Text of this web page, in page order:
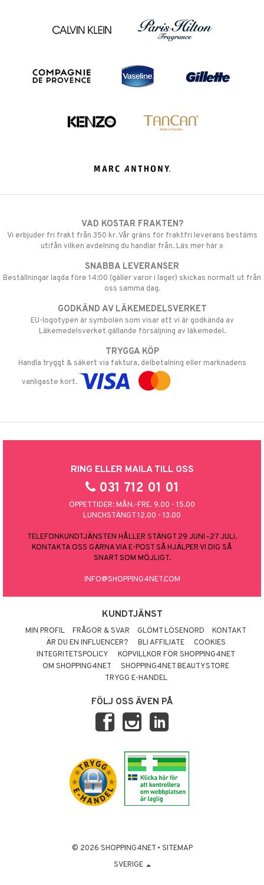
VAD KOSTAR FRAKTEN?
Vi erbjuder fri frakt från 350 kr. Vår gräns för fraktfri leverans bestäms
utifån vilken avdelning du handlar från. Läs mer här »
SNABBA LEVERANSER
Beställningar lagda före 14:00 (gäller varor i lager) skickas normalt ut från
oss samma dag.
GODKÄND AV LÄKEMEDELSVERKET
EU-logotypen är symbolen som visar att vi är godkända av
Läkemedelsverket gällande försäljning av läkemedel.
TRYGGA KÖP
Handla tryggt & säkert via faktura, delbetalning eller marknadens
vanligaste kort.
RING ELLER MAILA TILL OSS
031 712 01 01
ÖPPETTIDER: MÅN.-FRE. 9.00 - 15.00
LUNCHSTÄNGT 12.00 - 13.00
TELEFONKUNDTJÄNSTEN HÅLLER STÄNGT 29 JUNI–27 JULI.
KONTAKTA OSS GÄRNA VIA E-POST SÅ HJÄLPER VI DIG SÅ
SNART SOM MÖJLIGT.
INFO@SHOPPING4NET.COM
KUNDTJÄNST
MIN PROFIL FRÅGOR & SVAR GLÖMT LÖSENORD
KONTAKT
ÄR DU EN INFLUENCER?
BLI AFFILIATE
COOKIES
INTEGRITETSPOLICY
KÖPVILLKOR FÖR SHOPPING4NET
OM SHOPPING4NET
SHOPPING4NET BEAUTYSTORE
TRYGG E-HANDEL
FÖLJ OSS ÄVEN PÅ
© 2026 SHOPPING4NET • SITEMAP
SVERIGE